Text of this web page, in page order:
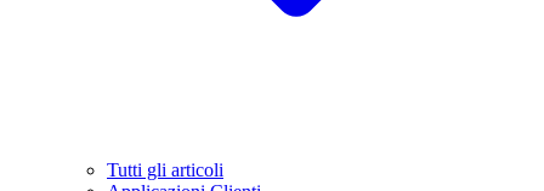
Tutti gli articoli